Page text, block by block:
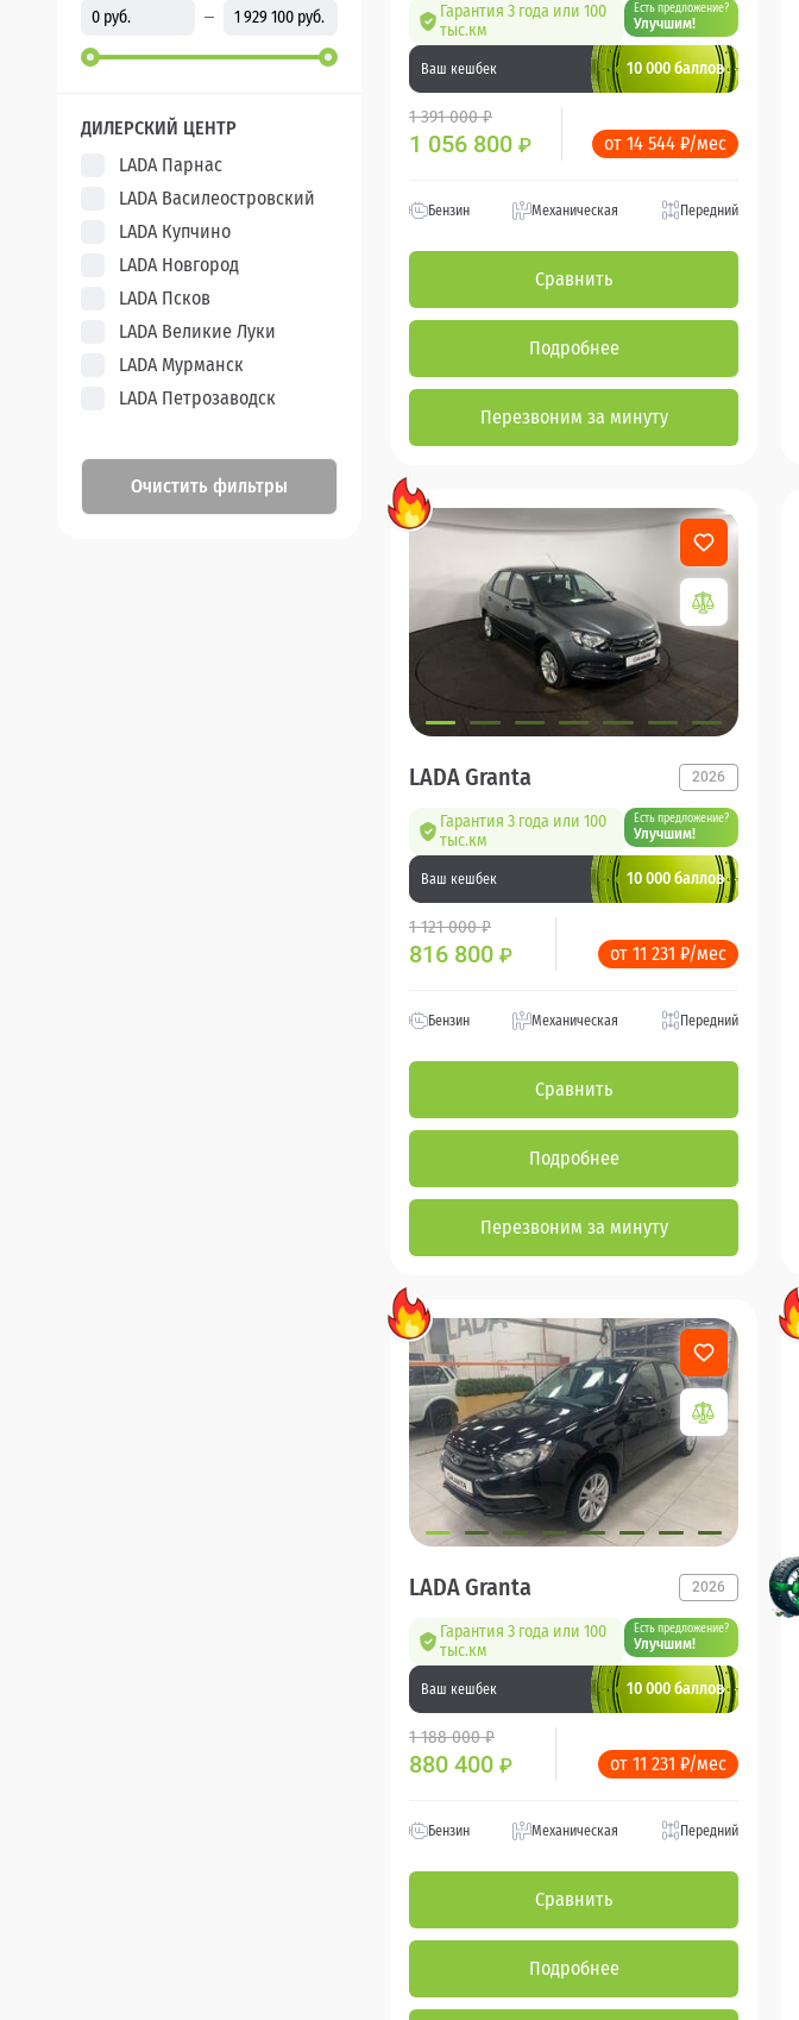
ДИЛЕРСКИЙ ЦЕНТР
LADA Парнас
LADA Василеостровский
LADA Купчино
LADA Новгород
LADA Псков
LADA Великие Луки
LADA Мурманск
LADA Петрозаводск
Очистить фильтры
Гарантия 3 года или 100
тыс.км
Есть предложение?
Улучшим!
Ваш кешбек 10 000 баллов
1 391 000 ₽
1 056 800 ₽ от 14 544 ₽/мес
Бензин Механическая Передний
Сравнить
Подробнее
Перезвоним за минуту
LADA Granta 2026
Гарантия 3 года или 100
тыс.км
Есть предложение?
Улучшим!
Ваш кешбек 10 000 баллов
1 121 000 ₽
816 800 ₽ от 11 231 ₽/мес
Бензин Механическая Передний
Сравнить
Подробнее
Перезвоним за минуту
LADA Granta 2026
Гарантия 3 года или 100
тыс.км
Есть предложение?
Улучшим!
Ваш кешбек 10 000 баллов
1 188 000 ₽
880 400 ₽ от 11 231 ₽/мес
Бензин Механическая Передний
Сравнить
Подробнее